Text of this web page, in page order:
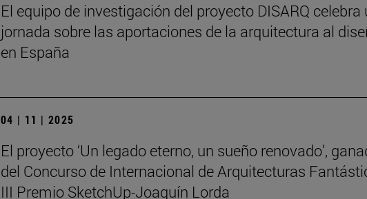
El equipo de investigación del proyecto DISARQ celebra
jornada sobre las aportaciones de la arquitectura al
en España
04 | 11 | 2025
El proyecto ‘Un legado eterno, un sueño renovado’,
del Concurso de Internacional de Arquitecturas
III Premio SketchUp-Joaquín Lorda